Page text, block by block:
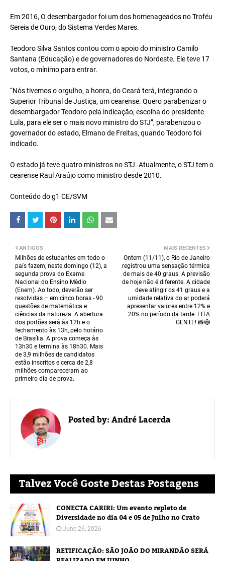
Em 2016, O desembargador foi um dos homenageados no Troféu
Sereia de Ouro, do Sistema Verdes Mares.
Teodoro Silva Santos contou com o apoio do ministro Camilo
Santana (Educação) e de governadores do Nordeste. Ele teve 17
votos, o mínimo para entrar.
“Nós tivemos o orgulho, a honra, do Ceará terá, integrando o
Superior Tribunal de Justiça, um cearense. Quero parabenizar o
desembargador Teodoro pela indicação, escolha do presidente
Lula, para ele ser o mais novo ministro do STJ”, parabenizou o
governador do estado, Elmano de Freitas, quando Teodoro foi
indicado.
O estado já teve quatro ministros no STJ. Atualmente, o STJ tem o
cearense Raul Araújo como ministro desde 2010.
Conteúdo do g1 CE/SVM
MAIS RECENTES
Ontem (11/11), o Rio de Janeiro
registrou uma sensação térmica
de mais de 40 graus. A previsão
de hoje não é diferente. A cidade
deve atingir os 41 graus e a
umidade relativa do ar poderá
apresentar valores entre 12% e
20% no período da tarde. EITA
GENTE! 📸😳
ANTIGOS
Milhões de estudantes em todo o
país fazem, neste domingo (12), a
segunda prova do Exame
Nacional do Ensino Médio
(Enem). Ao todo, deverão ser
resolvidas – em cinco horas - 90
questões de matemática e
ciências da natureza. A abertura
dos portões será às 12h e o
fechamento às 13h, pelo horário
de Brasília. A prova começa às
13h30 e termina às 18h30. Mais
de 3,9 milhões de candidatos
estão inscritos e cerca de 2,8
milhões compareceram ao
primeiro dia de prova.
Posted by:André Lacerda
Talvez Você Goste Destas Postagens
CONECTA CARIRI: Um evento repleto de
Diversidade no dia 04 e 05 de Julho no Crato
June 26, 2026
RETIFICAÇÃO: SÃO JOÃO DO MIRANDÃO SERÁ